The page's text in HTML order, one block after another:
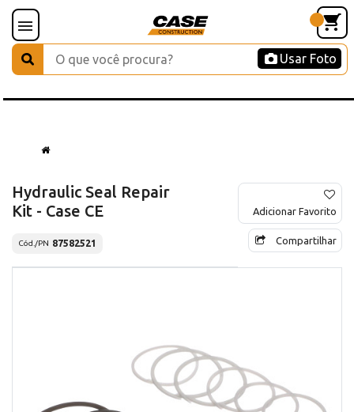
Usar Foto
Hydraulic Seal Repair
Kit - Case CE
Cód./PN 87582521
Adicionar Favorito
Compartilhar